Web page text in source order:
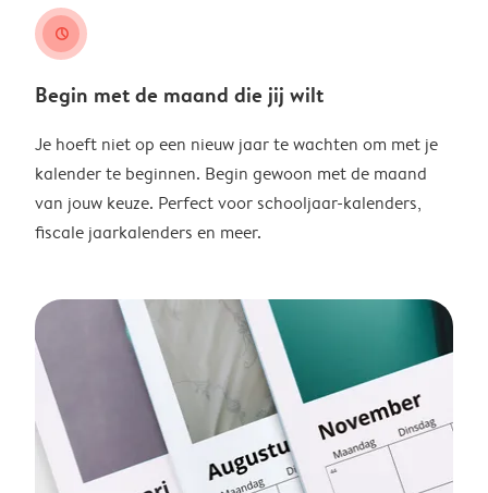
clock
Begin met de maand die jij wilt
Je hoeft niet op een nieuw jaar te wachten om met je
kalender te beginnen. Begin gewoon met de maand
van jouw keuze. Perfect voor schooljaar-kalenders,
fiscale jaarkalenders en meer.